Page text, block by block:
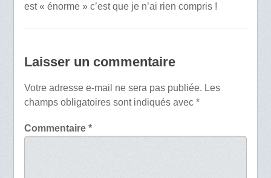
est « énorme » c’est que je n’ai rien compris !
Laisser un commentaire
Votre adresse e-mail ne sera pas publiée. Les
champs obligatoires sont indiqués avec *
Commentaire *